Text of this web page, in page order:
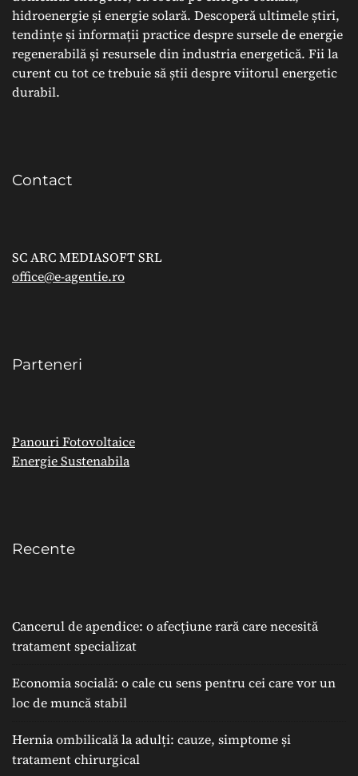
hidroenergie și energie solară. Descoperă ultimele știri,
tendințe și informații practice despre sursele de energie
regenerabilă și resursele din industria energetică. Fii la
curent cu tot ce trebuie să știi despre viitorul energetic
durabil.
Contact
SC ARC MEDIASOFT SRL
office@e-agentie.ro
Parteneri
Panouri Fotovoltaice
Energie Sustenabila
Recente
Cancerul de apendice: o afecțiune rară care necesită
tratament specializat
Economia socială: o cale cu sens pentru cei care vor un
loc de muncă stabil
Hernia ombilicală la adulți: cauze, simptome și
tratament chirurgical